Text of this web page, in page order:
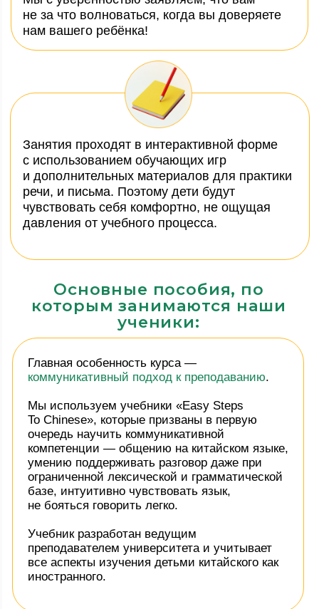
Для подростков:
Easy steps to Chinese 1
Китайский для подростков
Easy steps to Chinese for kids 1b
ЗАПИШИСЬ НА
БЕСПЛАТНЫЙ
ПРОБНЫЙ УРОК
Заполни короткую форму и совсем
скоро мы с тобой свяжемся